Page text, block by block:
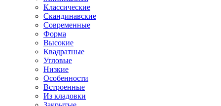
Классические
Скандинавские
Современные
Форма
Высокие
Квадратные
Угловые
Низкие
Особенности
Встроенные
Из кладовки